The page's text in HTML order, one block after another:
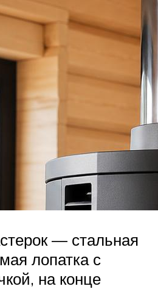
— стальная
лопатка с
на конце